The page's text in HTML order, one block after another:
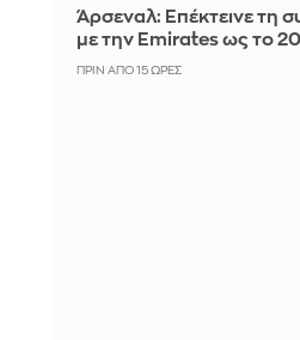
Άρσεναλ: Επέκτεινε τη
με την Emirates ως το
ΠΡΙΝ ΑΠΌ 15 ΏΡΕΣ